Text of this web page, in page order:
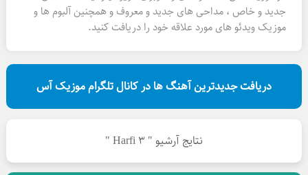
جدید و خاص ، مداحی های جدید و معروف و همچنین آلبوم ها و
موزیک ویدئو های مورد علاقه خود را دریافت کنید.
دریافت جدیدترین آهنگ ها در کانال تلگرام موزیک آس
نتایج آرشیو " 3 Harfi "